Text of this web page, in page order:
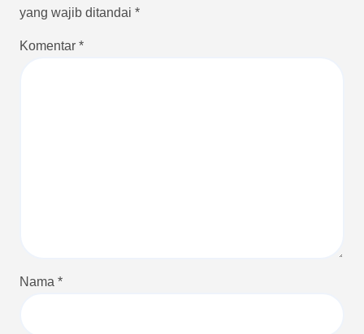
yang wajib ditandai *
Komentar *
Nama *